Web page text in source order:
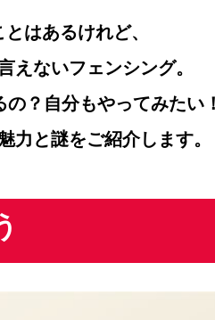
はあるけれど、
えないフェンシング。
の？ 自分もやってみたい
力と謎をご紹介します。